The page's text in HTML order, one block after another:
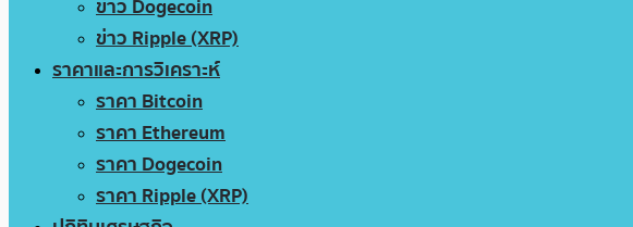
ข่าว Dogecoin
ข่าว Ripple (XRP)
ราคาและการวิเคราะห์
ราคา Bitcoin
ราคา Ethereum
ราคา Dogecoin
ราคา Ripple (XRP)